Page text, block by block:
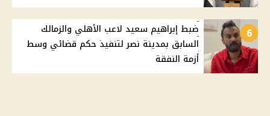
6
ضبط إبراهيم سعيد لاعب الأهلي والزمالك
السابق بمدينة نصر لتنفيذ حكم قضائي وسط
أزمة النفقة